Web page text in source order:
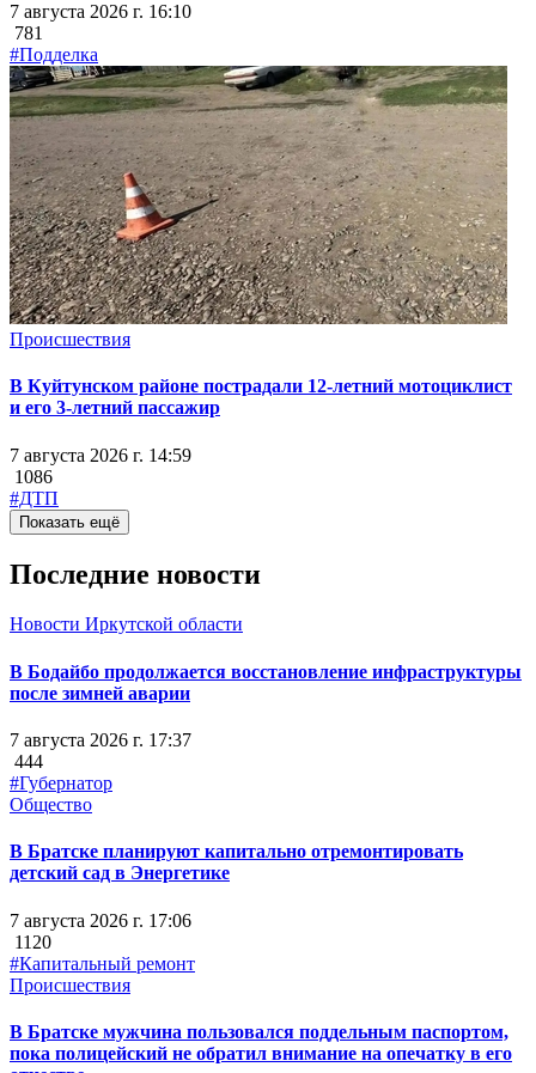
7 августа 2026 г. 16:10
781
#Подделка
Происшествия
В Куйтунском районе пострадали 12-летний мотоциклист
и его 3-летний пассажир
7 августа 2026 г. 14:59
1086
#ДТП
Показать ещё
Последние новости
Новости Иркутской области
В Бодайбо продолжается восстановление инфраструктуры
после зимней аварии
7 августа 2026 г. 17:37
444
#Губернатор
Общество
В Братске планируют капитально отремонтировать
детский сад в Энергетике
7 августа 2026 г. 17:06
1120
#Капитальный ремонт
Происшествия
В Братске мужчина пользовался поддельным паспортом,
пока полицейский не обратил внимание на опечатку в его